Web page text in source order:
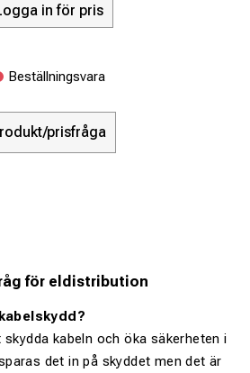
in för pris
Beställningsvara
prisfråga
för eldistribution
kabeln och öka säkerheten i
det in på skyddet men det är